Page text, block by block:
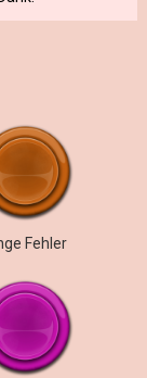
Fehler